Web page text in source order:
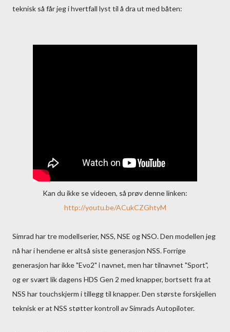
teknisk så får jeg i hvertfall lyst til å dra ut med båten:
Kan du ikke se videoen, så prøv denne linken:
http://youtu.be/ACukCZGhtyM
Simrad har tre modellserier, NSS, NSE og NSO. Den modellen jeg
nå har i hendene er altså siste generasjon NSS. Forrige
generasjon har ikke "Evo2" i navnet, men har tilnavnet "Sport",
og er svært lik dagens HDS Gen 2 med knapper, bortsett fra at
NSS har touchskjerm i tillegg til knapper. Den største forskjellen
teknisk er at NSS støtter kontroll av Simrads Autopiloter.